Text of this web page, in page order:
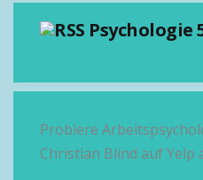
Psychologie
Probiere
Christian Blind auf Yelp